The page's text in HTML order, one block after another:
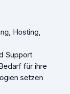
Hosting,
Support
für ihre
setzen